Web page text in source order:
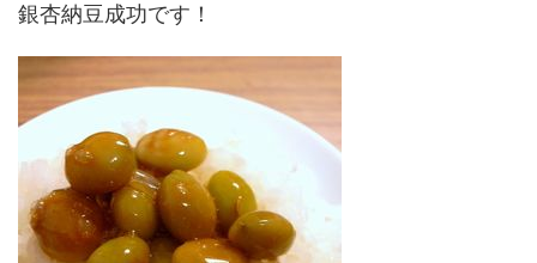
銀杏納豆成功です！